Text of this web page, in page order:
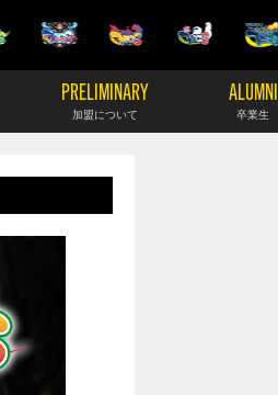
PRELIMINARY
加盟について
ALUMNI
卒業生